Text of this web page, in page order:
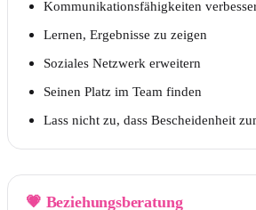
Kommunikationsfähigkeiten
Lernen, Ergebnisse zu zeigen
Soziales Netzwerk erweitern
Seinen Platz im Team finden
Lass nicht zu, dass Bescheidenheit
💗 Beziehungsberatung